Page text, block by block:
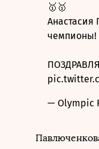
🥇🥇
чемпионы!
— Olympic